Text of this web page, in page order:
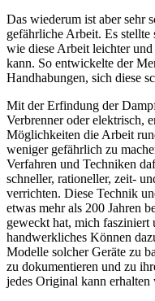
Das wiederum ist aber sehr
gefährliche Arbeit. Es stellte
wie diese Arbeit leichter
kann. So entwickelte der
Handhabungen, sich diese
Mit der Erfindung der
Verbrenner oder elektrisch,
Möglichkeiten die Arbeit
weniger gefährlich zu
Verfahren und Techniken
schneller, rationeller, zeit-
verrichten. Diese Technik
etwas mehr als 200 Jahren
geweckt hat, mich fasziniert
handwerkliches Können
Modelle solcher Geräte zu
zu dokumentieren und zu
jedes Original kann erhalten